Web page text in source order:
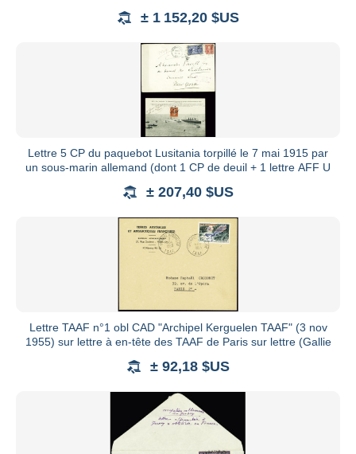
± 1 152,20 $US
Lettre 5 CP du paquebot Lusitania torpillé le 7 mai 1915 par
un sous-marin allemand (dont 1 CP de deuil + 1 lettre AFF U
± 207,40 $US
Lettre TAAF n°1 obl CAD "Archipel Kerguelen TAAF" (3 nov
1955) sur lettre à en-tête des TAAF de Paris sur lettre (Gallie
± 92,18 $US